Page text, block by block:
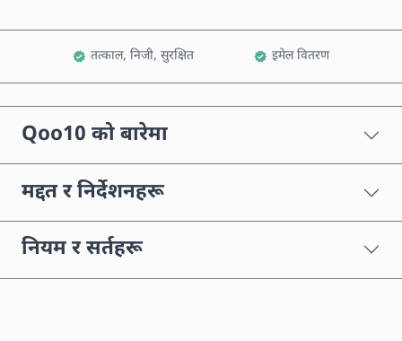
तत्काल, निजी, सुरक्षित इमेल वितरण
Qoo10 को बारेमा
मद्दत र निर्देशनहरू
नियम र सर्तहरू